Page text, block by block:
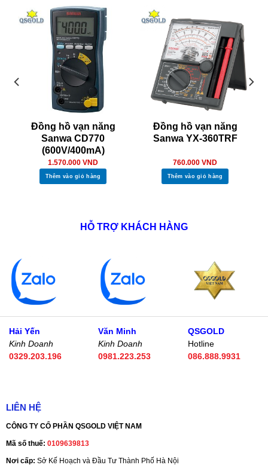
Đồng hồ vạn năng
Sanwa CD770
(600V/400mA)
1.570.000 VND
Thêm vào giỏ hàng
Đồng hồ vạn năng
Sanwa YX-360TRF
760.000 VND
Thêm vào giỏ hàng
HỖ TRỢ KHÁCH HÀNG
Hải Yến
Kinh Doanh
0329.203.196
Văn Minh
Kinh Doanh
0981.223.253
QSGOLD
Hotline
086.888.9931
LIÊN HỆ
CÔNG TY CỔ PHẦN QSGOLD VIỆT NAM
Mã số thuế: 0109639813
Nơi cấp: Sở Kế Hoạch và Đầu Tư Thành Phố Hà Nội